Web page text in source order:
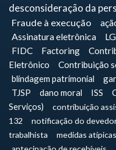
desconsideração da
Fraude à execução
Assinatura eletrônica
FIDC Factoring
Eletrônico
Contribuição
blindagem patrimonial
TJSP
dano moral ISS
Serviços)
contribuição
132
notificação do
trabalhista
medidas atípicas